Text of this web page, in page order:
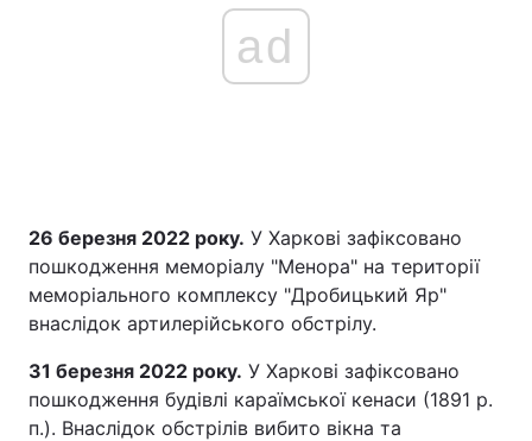
ad
26 березня 2022 року. У Харкові зафіксовано
пошкодження меморіалу "Менора" на території
меморіального комплексу "Дробицький Яр"
внаслідок артилерійського обстрілу.
31 березня 2022 року. У Харкові зафіксовано
пошкодження будівлі караїмської кенаси (1891 р.
п.). Внаслідок обстрілів вибито вікна та